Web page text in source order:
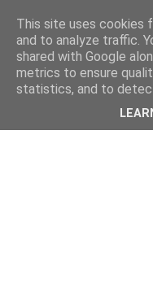
This site uses cookies
and to analyze traffic.
shared with Google
metrics to ensure
statistics, and to